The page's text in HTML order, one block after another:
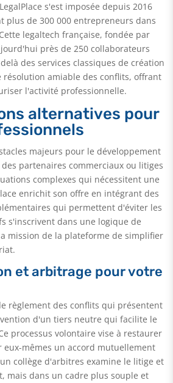
s'est imposée depuis 2016
plus de 300 000 entrepreneurs dans
legaltech française, fondée par
près de 250 collaborateurs
des services classiques de création
amiable des conflits, offrant
l'activité professionnelle.
alternatives pour
majeurs pour le développement
partenaires commerciaux ou litiges
complexes qui nécessitent une
enrichit son offre en intégrant des
qui permettent d'éviter les
s'inscrivent dans une logique de
mission de la plateforme de simplifier
et arbitrage pour votre
règlement des conflits qui présentent
d'un tiers neutre qui facilite le
processus volontaire vise à restaurer
mêmes un accord mutuellement
collège d'arbitres examine le litige et
mais dans un cadre plus souple et